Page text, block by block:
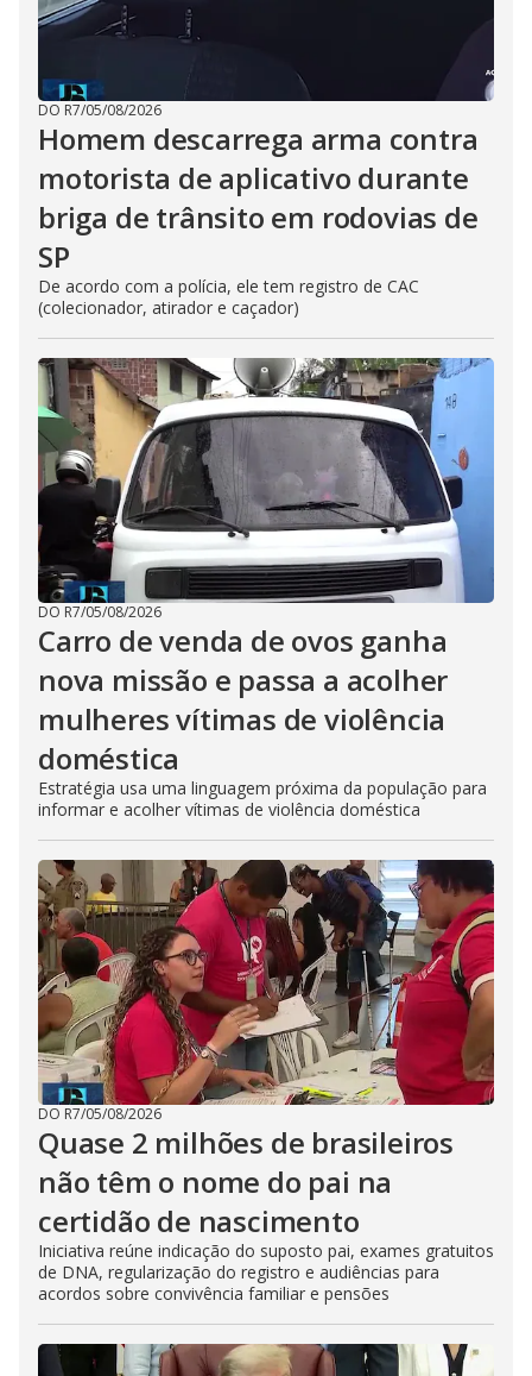
DO R7/05/08/2026
Homem descarrega arma contra
motorista de aplicativo durante
briga de trânsito em rodovias de
SP
De acordo com a polícia, ele tem registro de CAC
(colecionador, atirador e caçador)
DO R7/05/08/2026
Carro de venda de ovos ganha
nova missão e passa a acolher
mulheres vítimas de violência
doméstica
Estratégia usa uma linguagem próxima da população para
informar e acolher vítimas de violência doméstica
DO R7/05/08/2026
Quase 2 milhões de brasileiros
não têm o nome do pai na
certidão de nascimento
Iniciativa reúne indicação do suposto pai, exames gratuitos
de DNA, regularização do registro e audiências para
acordos sobre convivência familiar e pensões